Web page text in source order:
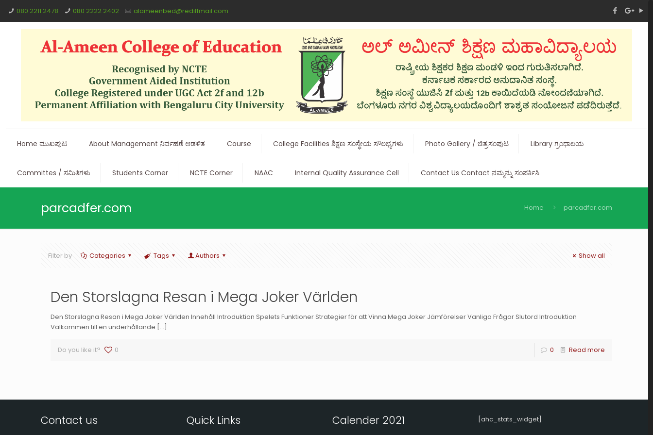
080 2211 2478 080 2222 2402 alameenbed@rediffmail.com
Home ಮುಖಪುಟ About Management ನಿರ್ವಹಣೆ ಆಡಳಿತ Course College Facilities ಶಿಕ್ಷಣ ಸಂಸ್ಥೇಯ ಸೌಲಭ್ಯಗಳು Photo Gallery / ಚಿತ್ರಸಂಪುಟ Library ಗ್ರಂಥಾಲಯ
Committes / ಸಮಿತಿಗಳು Students Corner NCTE Corner NAAC Internal Quality Assurance Cell Contact Us Contact ನಮ್ಮನ್ನು ಸಂಪರ್ಕಿಸಿ
parcadfer.com Home parcadfer.com
Filter by Categories Tags Authors Show all
Den Storslagna Resan i Mega Joker Världen
Den Storslagna Resan i Mega Joker Världen Innehåll Introduktion Spelets Funktioner Strategier för att Vinna Mega Joker Jämförelser Vanliga Frågor Slutord Introduktion
Välkommen till en underhållande […]
Do you like it? 0 0 Read more
Contact us Quick Links Calender 2021 [ahc_stats_widget]